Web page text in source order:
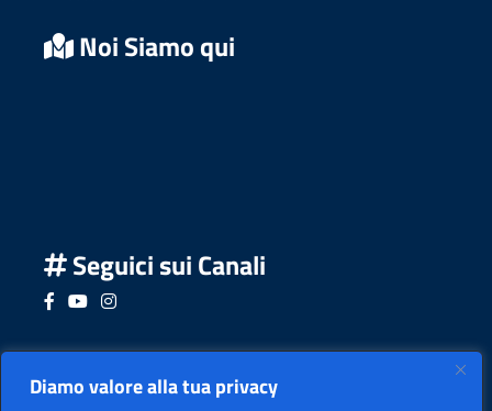
Diamo valore alla tua privacy
Noi Siamo qui
Seguici sui Canali
Seguici su Facebook
Seguici su YouTube
Seguici su Instagram